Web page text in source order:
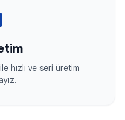
hızlı ve seri üretim